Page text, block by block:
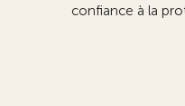
confiance à la